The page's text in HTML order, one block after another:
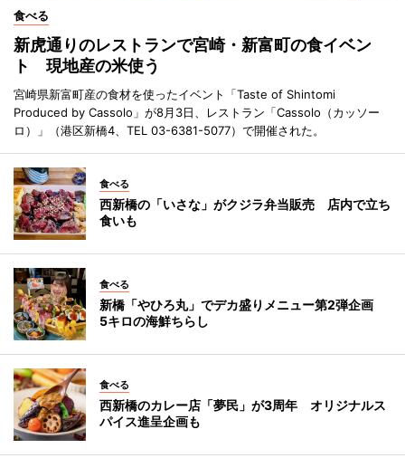
食べる
新虎通りのレストランで宮崎・新富町の食イベン
ト 現地産の米使う
宮崎県新富町産の食材を使ったイベント「Taste of Shintomi
Produced by Cassolo」が8月3日、レストラン「Cassolo（カッソー
ロ）」（港区新橋4、TEL 03-6381-5077）で開催された。
食べる
西新橋の「いさな」がクジラ弁当販売 店内で立ち
食いも
食べる
新橋「やひろ丸」でデカ盛りメニュー第2弾企画
5キロの海鮮ちらし
食べる
西新橋のカレー店「夢民」が3周年 オリジナルス
パイス進呈企画も